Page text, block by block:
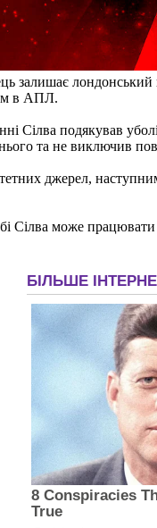
залишає лондонський
в АПЛ.
Сілва подякував
та не виключив
джерел,
Сілва може